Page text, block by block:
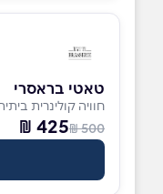
טאטי בראסרי
חוויה קולינרית
500 ₪
425 ₪